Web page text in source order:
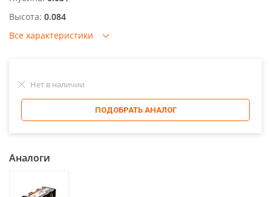
Высота: 0.084
Все характеристики
Нет в наличии
ПОДОБРАТЬ АНАЛОГ
Аналоги